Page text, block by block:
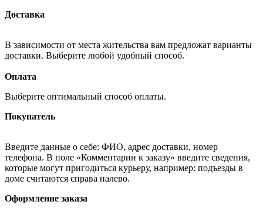
Доставка
В зависимости от места жительства вам предложат варианты
доставки. Выберите любой удобный способ.
Оплата
Выберите оптимальный способ оплаты.
Покупатель
Введите данные о себе: ФИО, адрес доставки, номер
телефона. В поле «Комментарии к заказу» введите сведения,
которые могут пригодиться курьеру, например: подъезды в
доме считаются справа налево.
Оформление заказа